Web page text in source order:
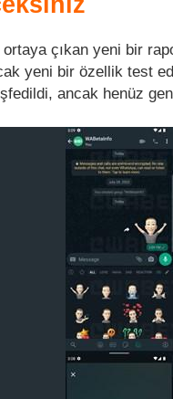
ortaya çıkan yeni bir
yeni bir özellik test
ancak henüz